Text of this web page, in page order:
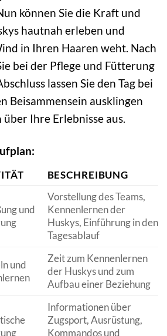
können Sie die Kraft und
hautnah erleben und
in Ihren Haaren weht. Nach
bei der Pflege und Fütterung
lassen Sie den Tag bei
Beisammensein ausklingen
Ihre Erlebnisse aus.
BESCHREIBUNG
und
Vorstellung des Teams,
Kennenlernen der
Huskys, Einführung in den
Tagesablauf
und
Zeit zum Kennenlernen
der Huskys und zum
Aufbau einer Beziehung
Informationen über
Zugsport, Ausrüstung,
Kommandos und